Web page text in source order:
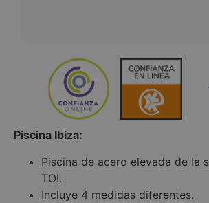
Piscina Ibiza:
Piscina de acero elevada de la
TOI.
Incluye 4 medidas diferentes.